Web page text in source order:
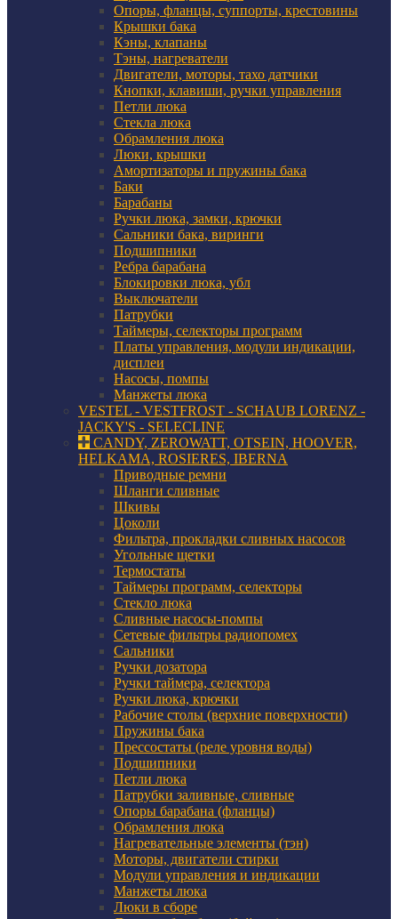
Опоры, фланцы, суппорты, крестовины
Крышки бака
Кэны, клапаны
Тэны, нагреватели
Двигатели, моторы, тахо датчики
Кнопки, клавиши, ручки управления
Петли люка
Стекла люка
Обрамления люка
Люки, крышки
Амортизаторы и пружины бака
Баки
Барабаны
Ручки люка, замки, крючки
Сальники бака, виринги
Подшипники
Ребра барабана
Блокировки люка, убл
Выключатели
Патрубки
Таймеры, селекторы программ
Платы управления, модули индикации,
дисплеи
Насосы, помпы
Манжеты люка
VESTEL - VESTFROST - SCHAUB LORENZ -
JACKY'S - SELECLINE
CANDY, ZEROWATT, OTSEIN, HOOVER,
HELKAMA, ROSIERES, IBERNA
Приводные ремни
Шланги сливные
Шкивы
Цоколи
Фильтра, прокладки сливных насосов
Угольные щетки
Термостаты
Таймеры программ, селекторы
Стекло люка
Сливные насосы-помпы
Сетевые фильтры радиопомех
Сальники
Ручки дозатора
Ручки таймера, селектора
Ручки люка, крючки
Рабочие столы (верхние поверхности)
Пружины бака
Прессостаты (реле уровня воды)
Подшипники
Петли люка
Патрубки заливные, сливные
Опоры барабана (фланцы)
Обрамления люка
Нагревательные элементы (тэн)
Моторы, двигатели стирки
Модули управления и индикации
Манжеты люка
Люки в сборе